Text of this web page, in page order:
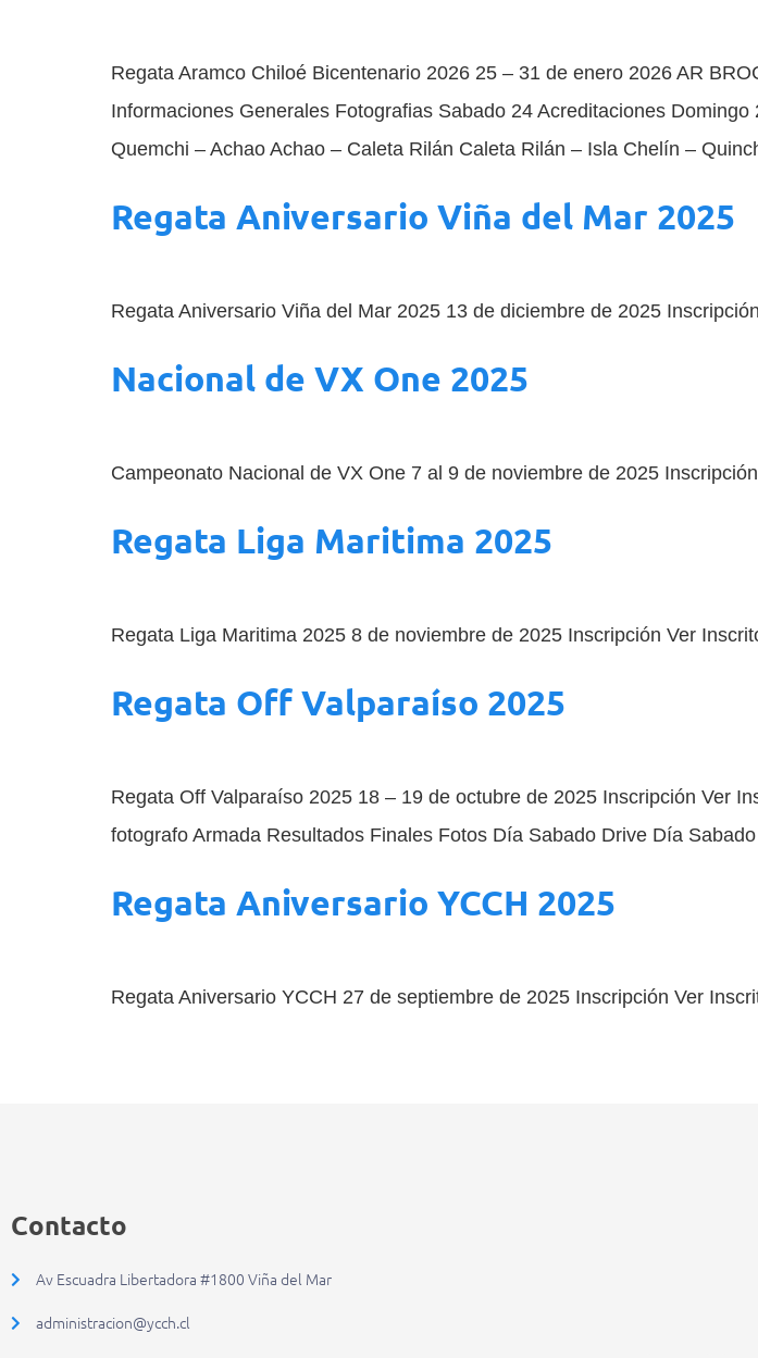
Regata Aramco Chiloé Bicentenario 2026 25 – 31 de enero 2026 AR
Informaciones Generales Fotografias Sabado 24 Acreditaciones
Quemchi – Achao Achao – Caleta Rilán Caleta Rilán – Isla Chelín –
Regata Aniversario Viña del Mar 2025
Regata Aniversario Viña del Mar 2025 13 de diciembre de 2025
Nacional de VX One 2025
Campeonato Nacional de VX One 7 al 9 de noviembre de 2025
Regata Liga Maritima 2025
Regata Liga Maritima 2025 8 de noviembre de 2025 Inscripción Ver
Regata Off Valparaíso 2025
Regata Off Valparaíso 2025 18 – 19 de octubre de 2025 Inscripción Ver
fotografo Armada Resultados Finales Fotos Día Sabado Drive Día
Regata Aniversario YCCH 2025
Regata Aniversario YCCH 27 de septiembre de 2025 Inscripción Ver
Contacto
Av Escuadra Libertadora #1800 Viña del Mar
administracion@ycch.cl